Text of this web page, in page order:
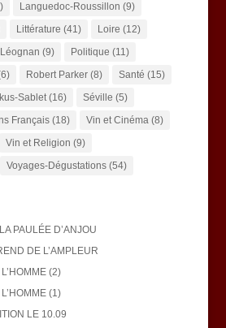
Languedoc-Roussillon (9)
Littérature (41) Loire (12)
(9) Politique (11)
Robert Parker(8) Santé (15)
Sablet(16) Séville (5)
Français(18) Vin et Cinéma(8)
Vin et Religion (9)
Voyages-Dégustations(54)
PAULÉE D’ANJOU
DE L’AMPLEUR
(2)
(1)
LE 10.09